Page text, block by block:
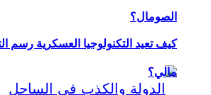
الصومال؟
كيف تعيد التكنولوجيا العسكرية رسم
مالي؟